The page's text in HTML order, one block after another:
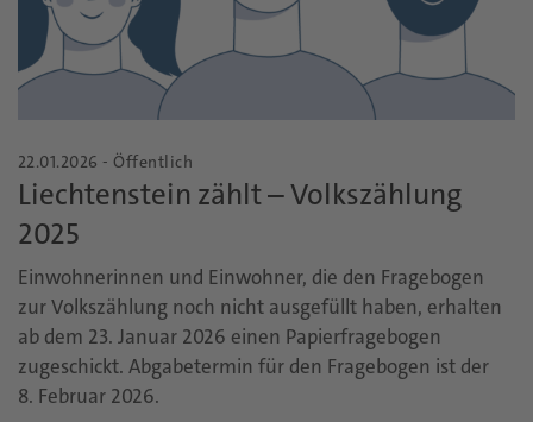
22.01.2026 - Öffentlich
Liechtenstein zählt – Volkszählung
2025
Einwohnerinnen und Einwohner, die den Fragebogen
zur Volkszählung noch nicht ausgefüllt haben, erhalten
ab dem 23. Januar 2026 einen Papierfragebogen
zugeschickt. Abgabetermin für den Fragebogen ist der
8. Februar 2026.